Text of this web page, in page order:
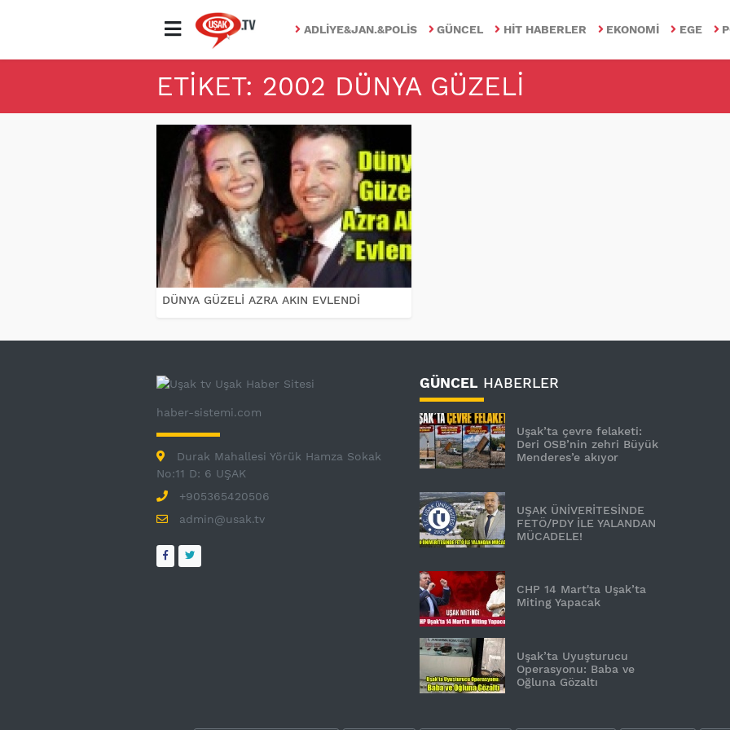
ADLIYE&JAN.&POLIS GÜNCEL HIT HABERLER EKONOMI EGE
ETIKET: 2002 DÜNYA GÜZELI
DÜNYA GÜZELİ AZRA AKIN EVLENDİ
haber-sistemi.com
Durak Mahallesi Yörük Hamza Sokak
No:11 D: 6 UŞAK
+905365420506
admin@usak.tv
GÜNCEL HABERLER
Uşak’ta çevre felaketi:
Deri OSB’nin zehri Büyük
Menderes’e akıyor
UŞAK ÜNİVERİTESİNDE
FETÖ/PDY İLE YALANDAN
MÜCADELE!
CHP 14 Mart'ta Uşak’ta
Miting Yapacak
Uşak’ta Uyuşturucu
Operasyonu: Baba ve
Oğluna Gözaltı